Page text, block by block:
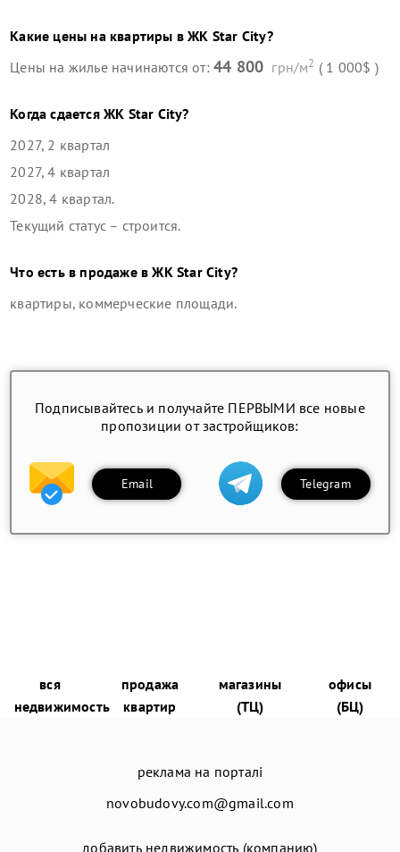
Какие цены на квартиры вЖК Star City?
Цены на жилье начинаются от:44 800 грн/м2 ( 1 000$ )
Когда сдаетсяЖК Star City?
2027, 2 квартал
2027, 4 квартал
2028, 4 квартал.
Текущий статус – строится.
Что есть в продаже вЖК Star City?
квартиры, коммерческие площади.
Подписывайтесь и получайте ПЕРВЫМИ все новые
пропозиции от застройщиков:
Email Telegram
вся
недвижимость
продажа
квартир
магазины
(ТЦ)
офисы
(БЦ)
реклама на порталі
novobudovy.com@gmail.com
добавить недвижимость (компанию)